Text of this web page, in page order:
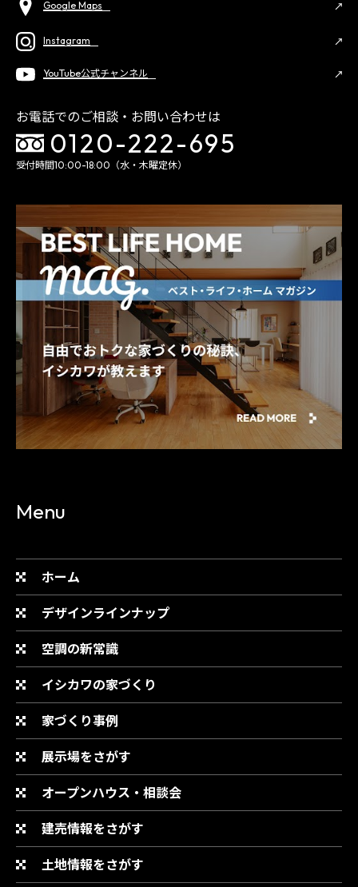
Google Maps
Instagram
YouTube公式チャンネル
お電話でのご相談・お問い合わせは
0120-222-695
受付時間10:00-18:00（水・木曜定休）
Menu
ホーム
デザインラインナップ
空調の新常識
イシカワの家づくり
家づくり事例
展示場をさがす
オープンハウス・相談会
建売情報をさがす
土地情報をさがす